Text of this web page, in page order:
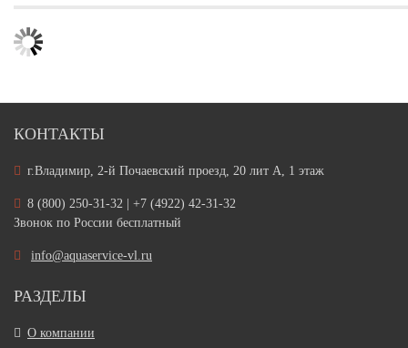
КОНТАКТЫ
г.Владимир, 2-й Почаевский проезд, 20 лит А, 1 этаж
8 (800) 250-31-32 | +7 (4922) 42-31-32
Звонок по России бесплатный
info@aquaservice-vl.ru
РАЗДЕЛЫ
О компании